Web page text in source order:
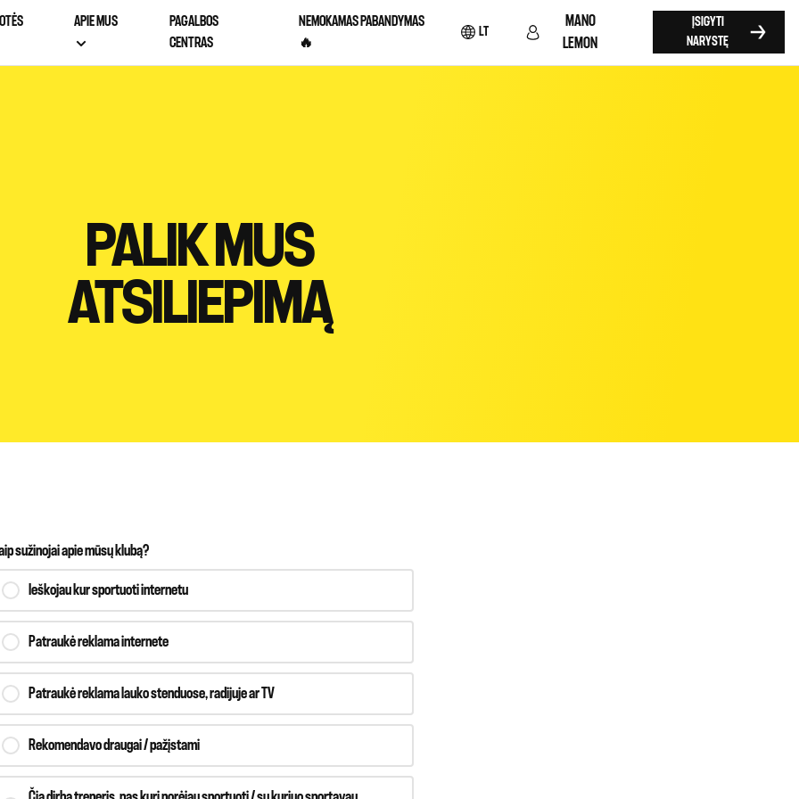
APIE MUS
PAGALBOS
CENTRAS
NEMOKAMAS PABANDYMAS
🔥
LT
MANO
LEMON
ĮSIGYTI
NARYSTĘ
PALIK MUS
ATSILIEPIMĄ
sužinojai apie mūsų klubą?
Ieškojau kur sportuoti internetu
Patraukė reklama internete
Patraukė reklama lauko stenduose, radijuje ar TV
Rekomendavo draugai / pažįstami